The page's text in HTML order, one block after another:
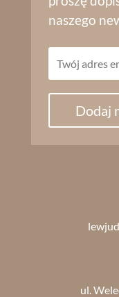
naszego
Dodaj
ul.